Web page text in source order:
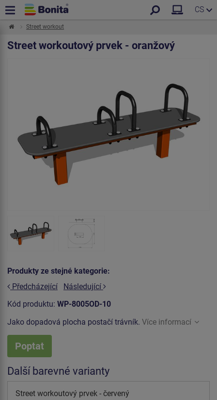
CS
Street workout
Street workoutový prvek - oranžový
Produkty ze stejné kategorie:
Předcházející
Následující
Kód produktu: WP-8005OD-10
Jako dopadová plocha postačí trávník. Více informací
Poptat
Další barevné varianty
Street workoutový prvek - červený